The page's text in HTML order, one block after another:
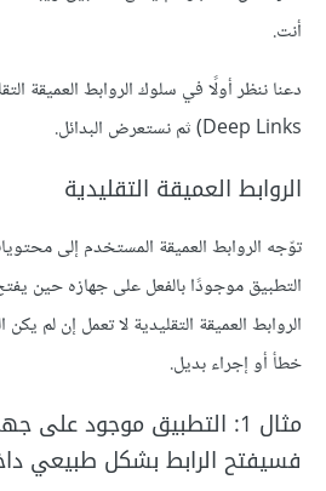
أنت.
Deep Links) ثم نستعرض البدائل.
الروابط العميقة التقليدية
توّجه الروابط العميقة المستخدم إلى
التطبيق موجودًا بالفعل على جهازه حين
الروابط العميقة التقليدية لا تعمل إن لم
خطأ أو إجراء بديل.
مثال 1: التطبيق موجود
فسيفتح الرابط بشكل طبيعي